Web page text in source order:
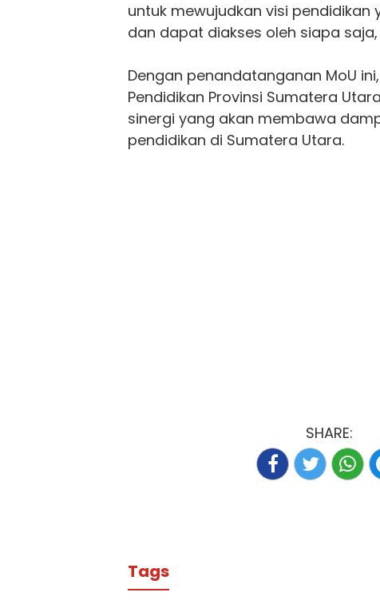
untuk mewujudkan visi pendidikan
dan dapat diakses oleh siapa
Dengan penandatanganan MoU ini,
Pendidikan Provinsi Sumatera
sinergi yang akan membawa
pendidikan di Sumatera Utara.
SHARE:
Tags